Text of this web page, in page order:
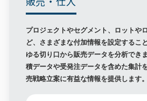
プロジェクトやセグメント、ロットや
ど、さまざまな付加情報を設定するこ
ゆる切り口から販売データを分析でき
積データや受発注データを含めた集計
売戦略立案に有益な情報を提供します。